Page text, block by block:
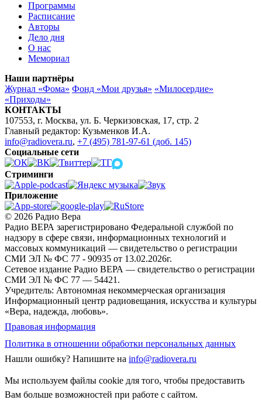
Программы
Расписание
Авторы
Дело дня
О нас
Мемориал
Наши партнёры
Журнал «Фома» Фонд «Мои друзья» «Милосердие»
«Приходы»
КОНТАКТЫ
107553, г. Москва, ул. Б. Черкизовская, 17, стр. 2
Главный редактор: Кузьменков И.А.
info@radiovera.ru, +7 (495) 781-97-61 (доб. 145)
Социальные сети
Стриминги
Приложение
© 2026 Радио Вера
Радио ВЕРА зарегистрировано Федеральной службой по
надзору в сфере связи, информационных технологий и
массовых коммуникаций — свидетельство о регистрации
СМИ ЭЛ № ФС 77 - 90935 от 13.02.2026г.
Сетевое издание Радио ВЕРА — свидетельство о регистрации
СМИ ЭЛ № ФС 77 — 54421.
Учредитель: Автономная некоммерческая организация
Информационный центр радиовещания, искусства и культуры
«Вера, надежда, любовь».
Правовая информация
Политика в отношении обработки персональных данных
Нашли ошибку? Напишите на info@radiovera.ru
Мы используем файлы cookie для того, чтобы предоставить
Вам больше возможностей при работе с сайтом.